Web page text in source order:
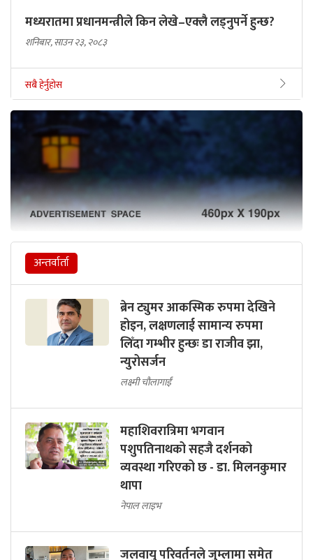
मध्यरातमा प्रधानमन्त्रीले किन लेखे–एक्लै लड्नुपर्ने हुन्छ?
शनिबार, साउन २३, २०८३
सबै हेर्नुहोस
अन्तर्वार्ता
ब्रेन ट्युमर आकस्मिक रुपमा देखिने
होइन, लक्षणलाई सामान्य रुपमा
लिँदा गम्भीर हुन्छः डा राजीव झा,
न्युरोसर्जन
लक्ष्मी चौलागाईं
महाशिवरात्रिमा भगवान
पशुपतिनाथको सहजै दर्शनको
व्यवस्था गरिएको छ - डा. मिलनकुमार
थापा
नेपाल लाइभ
जलवायु परिवर्तनले जुम्लामा समेत